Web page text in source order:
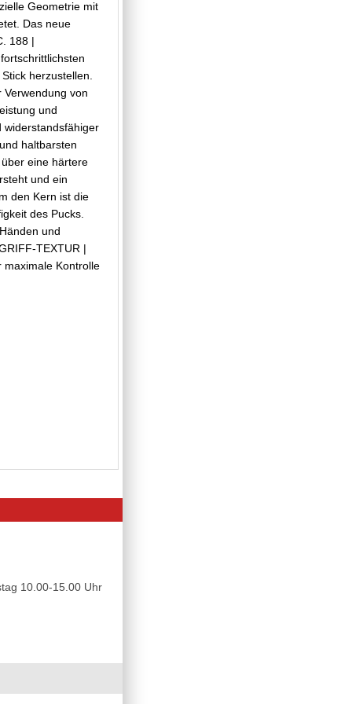
Geometrie mit
Das neue
188 |
herzustellen.
von
und
widerstandsfähiger
haltbarsten
eine härtere
und ein
den Kern ist die
des Pucks.
und
TEXTUR |
maximale Kontrolle
10.00-15.00 Uhr